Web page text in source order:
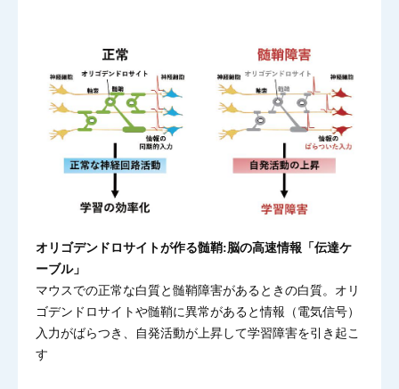
オリゴデンドロサイトが作る髄鞘:脳の高速情報「伝達ケ
ーブル」
マウスでの正常な白質と髄鞘障害があるときの白質。オリ
ゴデンドロサイトや髄鞘に異常があると情報（電気信号）
入力がばらつき、自発活動が上昇して学習障害を引き起こ
す